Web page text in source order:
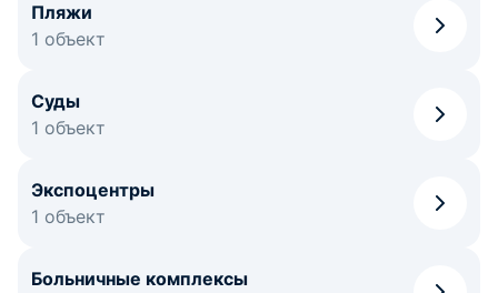
Пляжи
1 объект
Суды
1 объект
Экспоцентры
1 объект
Больничные комплексы